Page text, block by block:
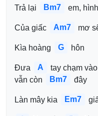
Trả lại Bm7 em,
Của giấc Am7 mơ
Kìa hoàng G hôn
Đưa A tay chạm
vẫn còn
Bm7 đây
Làn mây kia Em7